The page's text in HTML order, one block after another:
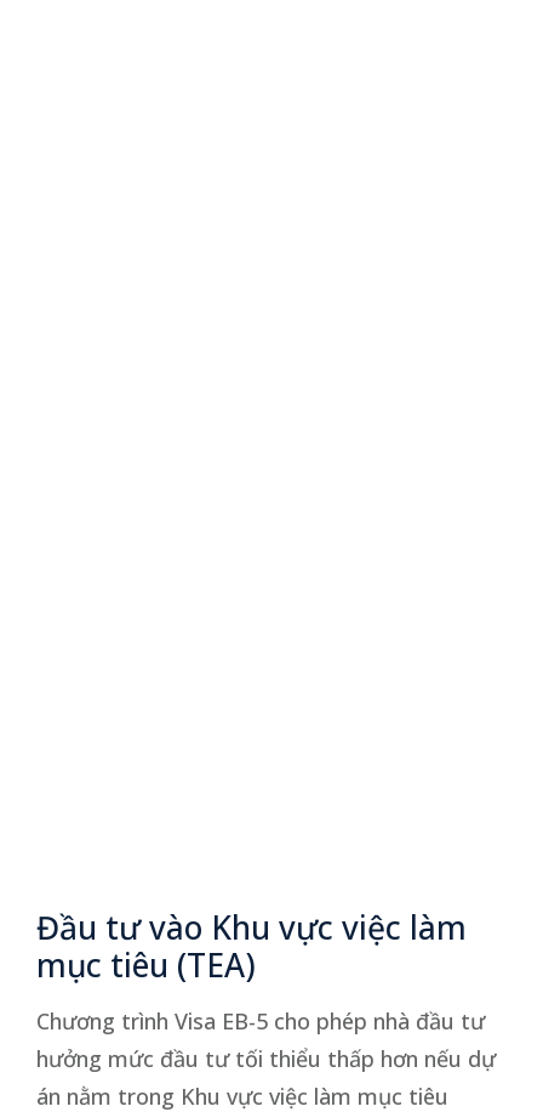
Đầu tư vào Khu vực việc làm
mục tiêu (TEA)
Chương trình Visa EB-5 cho phép nhà đầu tư
hưởng mức đầu tư tối thiểu thấp hơn nếu dự
án nằm trong Khu vực việc làm mục tiêu